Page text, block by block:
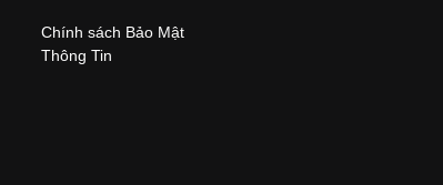
Chính sách Bảo Mật
Thông Tin